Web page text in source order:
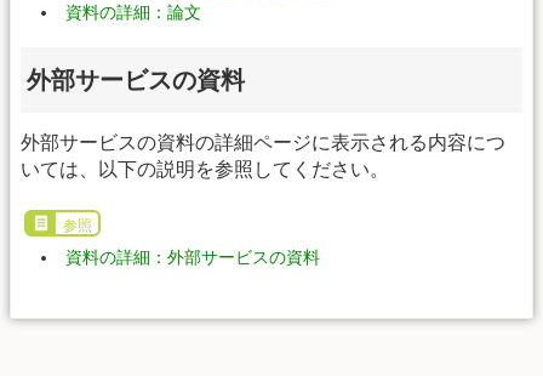
資料の詳細：論文
外部サービスの資料
外部サービスの資料の詳細ページに表示される内容につ
いては、以下の説明を参照してください。
参照
資料の詳細：外部サービスの資料